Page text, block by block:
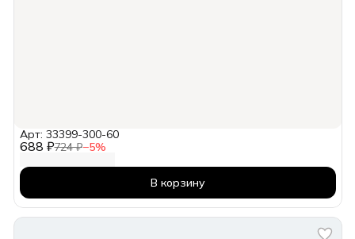
688 ₽724 ₽−5%
Арт: 33399-300-60
В корзину